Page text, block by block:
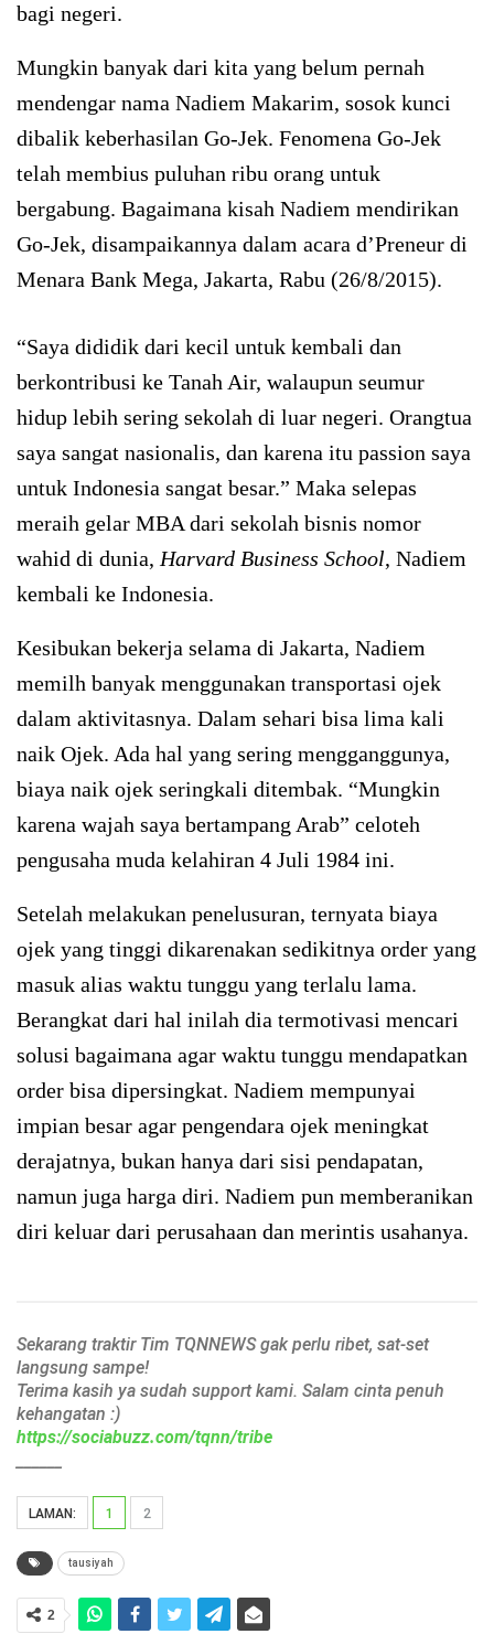
bagi negeri.
Mungkin banyak dari kita yang belum pernah
mendengar nama Nadiem Makarim, sosok kunci
dibalik keberhasilan Go-Jek. Fenomena Go-Jek
telah membius puluhan ribu orang untuk
bergabung. Bagaimana kisah Nadiem mendirikan
Go-Jek, disampaikannya dalam acara d’Preneur di
Menara Bank Mega, Jakarta, Rabu (26/8/2015).
“Saya dididik dari kecil untuk kembali dan
berkontribusi ke Tanah Air, walaupun seumur
hidup lebih sering sekolah di luar negeri. Orangtua
saya sangat nasionalis, dan karena itu passion saya
untuk Indonesia sangat besar.” Maka selepas
meraih gelar MBA dari sekolah bisnis nomor
wahid di dunia, Harvard Business School, Nadiem
kembali ke Indonesia.
Kesibukan bekerja selama di Jakarta, Nadiem
memilh banyak menggunakan transportasi ojek
dalam aktivitasnya. Dalam sehari bisa lima kali
naik Ojek. Ada hal yang sering mengganggunya,
biaya naik ojek seringkali ditembak. “Mungkin
karena wajah saya bertampang Arab” celoteh
pengusaha muda kelahiran 4 Juli 1984 ini.
Setelah melakukan penelusuran, ternyata biaya
ojek yang tinggi dikarenakan sedikitnya order yang
masuk alias waktu tunggu yang terlalu lama.
Berangkat dari hal inilah dia termotivasi mencari
solusi bagaimana agar waktu tunggu mendapatkan
order bisa dipersingkat. Nadiem mempunyai
impian besar agar pengendara ojek meningkat
derajatnya, bukan hanya dari sisi pendapatan,
namun juga harga diri. Nadiem pun memberanikan
diri keluar dari perusahaan dan merintis usahanya.
Sekarang traktir Tim TQNNEWS gak perlu ribet, sat-set
langsung sampe!
Terima kasih ya sudah support kami. Salam cinta penuh
kehangatan :)
https://sociabuzz.com/tqnn/tribe
LAMAN: 1 2
tausiyah
2